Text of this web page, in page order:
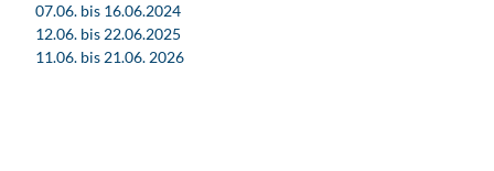
07.06. bis 16.06.2024
12.06. bis 22.06.2025
11.06. bis 21.06. 2026